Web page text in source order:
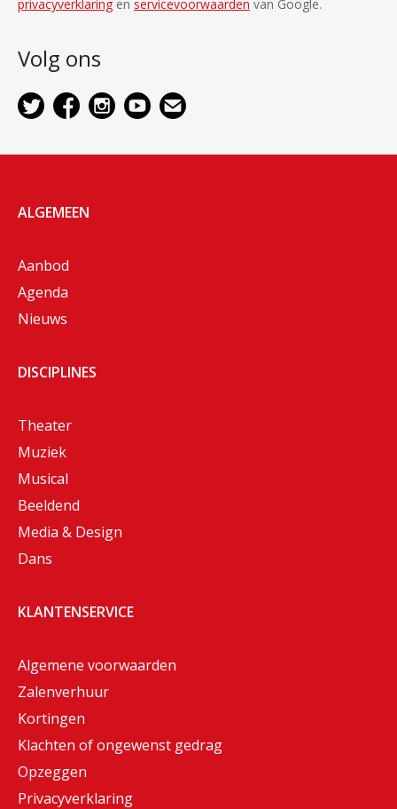
privacyverklaring en servicevoorwaarden van Google.
Volg ons
ALGEMEEN
Aanbod
Agenda
Nieuws
DISCIPLINES
Theater
Muziek
Musical
Beeldend
Media & Design
Dans
KLANTENSERVICE
Algemene voorwaarden
Zalenverhuur
Kortingen
Klachten of ongewenst gedrag
Opzeggen
Privacyverklaring